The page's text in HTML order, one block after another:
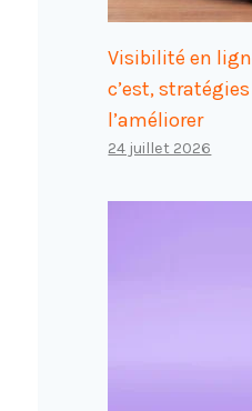
Visibilité en
c’est,
l’améliorer
24 juillet 2026